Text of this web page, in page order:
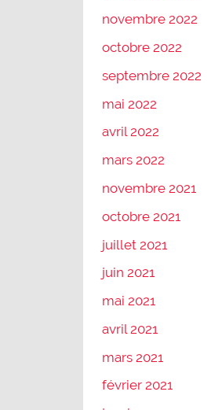
novembre 2022
octobre 2022
septembre 2022
mai 2022
avril 2022
mars 2022
novembre 2021
octobre 2021
juillet 2021
juin 2021
mai 2021
avril 2021
mars 2021
février 2021